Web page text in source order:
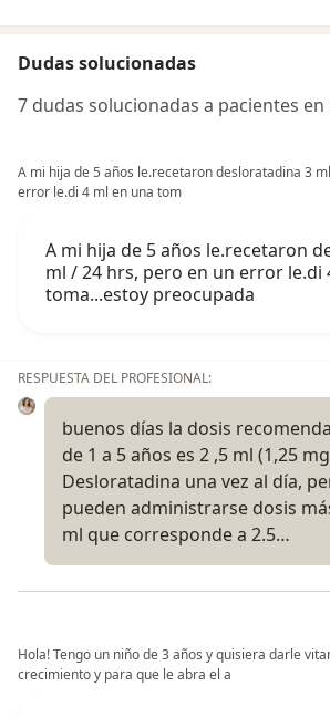
Dudas solucionadas
7 dudas solucionadas a pacientes
A mi hija de 5 años le.recetaron desloratadina 3
error le.di 4 ml en una tom
A mi hija de 5 años le.recetaron
ml / 24 hrs, pero en un error le.di
toma...estoy preocupada
RESPUESTA DEL PROFESIONAL:
buenos días la dosis
de 1 a 5 años es 2 ,5 ml (1,25
Desloratadina una vez al día,
pueden administrarse dosis
ml que corresponde a 2.5…
Hola! Tengo un niño de 3 años y quisiera darle
crecimiento y para que le abra el a